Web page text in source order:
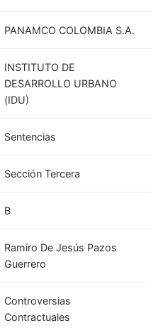
PANAMCO COLOMBIA S.A.
INSTITUTO DE
DESARROLLO URBANO
(IDU)
Sentencias
Sección Tercera
B
Ramiro De Jesús Pazos
Guerrero
Controversias
Contractuales